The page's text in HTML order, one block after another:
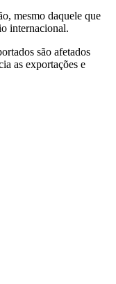
mesmo daquele que
internacional.
são afetados
as exportações e